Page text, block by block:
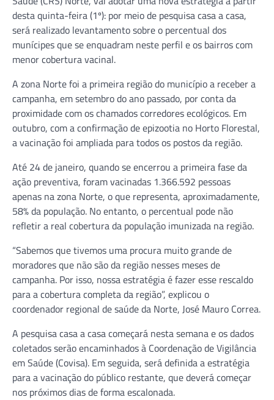
desta quinta-feira (1º): por meio de pesquisa casa a casa,
será realizado levantamento sobre o percentual dos
munícipes que se enquadram neste perfil e os bairros com
menor cobertura vacinal.
A zona Norte foi a primeira região do município a receber a
campanha, em setembro do ano passado, por conta da
proximidade com os chamados corredores ecológicos. Em
outubro, com a confirmação de epizootia no Horto Florestal,
a vacinação foi ampliada para todos os postos da região.
Até 24 de janeiro, quando se encerrou a primeira fase da
ação preventiva, foram vacinadas 1.366.592 pessoas
apenas na zona Norte, o que representa, aproximadamente,
58% da população. No entanto, o percentual pode não
refletir a real cobertura da população imunizada na região.
“Sabemos que tivemos uma procura muito grande de
moradores que não são da região nesses meses de
campanha. Por isso, nossa estratégia é fazer esse rescaldo
para a cobertura completa da região”, explicou o
coordenador regional de saúde da Norte, José Mauro Correa.
A pesquisa casa a casa começará nesta semana e os dados
coletados serão encaminhados à Coordenação de Vigilância
em Saúde (Covisa). Em seguida, será definida a estratégia
para a vacinação do público restante, que deverá começar
nos próximos dias de forma escalonada.